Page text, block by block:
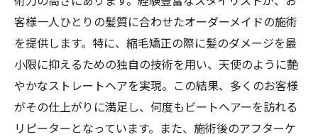
客様一人ひとりの髪質に合わせたオーダーメイドの施術
を提供します。特に、縮毛矯正の際に髪のダメージを最
小限に抑えるための独自の技術を用い、天使のように艶
やかなストレートヘアを実現。この結果、多くのお客様
がその仕上がりに満足し、何度もビートヘアーを訪れる
リピーターとなっています。また、施術後のアフターケ